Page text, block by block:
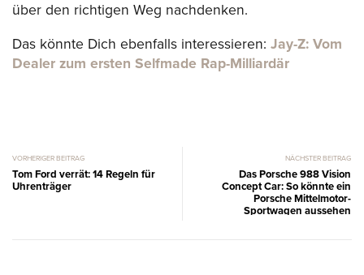
über den richtigen Weg nachdenken.
Das könnte Dich ebenfalls interessieren: Jay-Z: Vom
Dealer zum ersten Selfmade Rap-Milliardär
VORHERIGER BEITRAG
Tom Ford verrät: 14 Regeln für
Uhrenträger
NÄCHSTER BEITRAG
Das Porsche 988 Vision
Concept Car: So könnte ein
Porsche Mittelmotor-
Sportwagen aussehen